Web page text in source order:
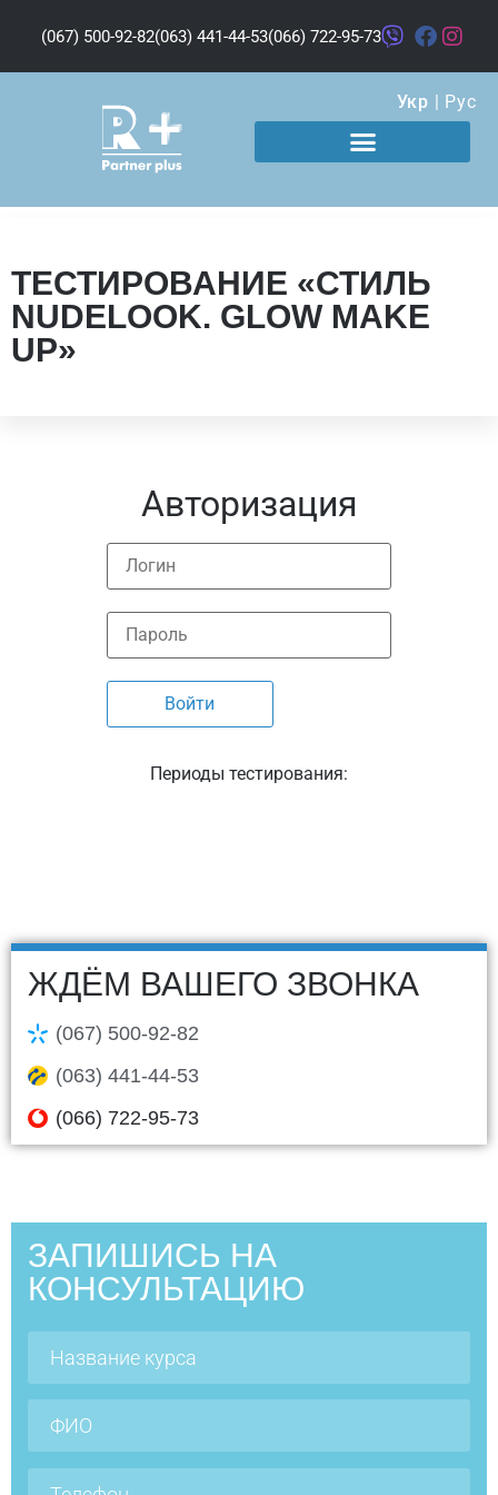
(067) 500-92-82(063) 441-44-53(066) 722-95-73
Укр | Рус
ТЕСТИРОВАНИЕ «СТИЛЬ
NUDELOOK. GLOW MAKE
UP»
Авторизация
Периоды тестирования:
ЖДЁМ ВАШЕГО ЗВОНКА
(067) 500-92-82
(063) 441-44-53
(066) 722-95-73
ЗАПИШИСЬ НА
КОНСУЛЬТАЦИЮ